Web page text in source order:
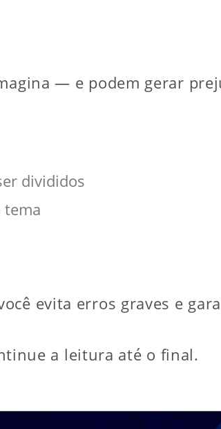
— e podem gerar
divididos
tema
evita erros graves e
a leitura até o final.